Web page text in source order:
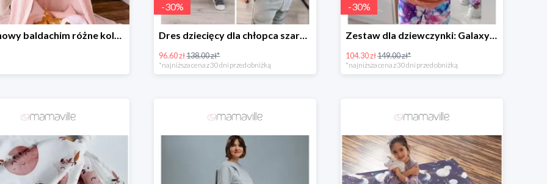
Muślinowy baldachim różne kolory
-30%
Dres dziecięcy dla chłopca szary, dinozaur -30%
96.60 zł138.00 zł*
*najniższa cena z 30 dni przed obniżką
-30%
Zestaw dla dziewczynki: Galaxy Unicorn -30%
104.30 zł149.00 zł*
*najniższa cena z 30 dni przed obniżką